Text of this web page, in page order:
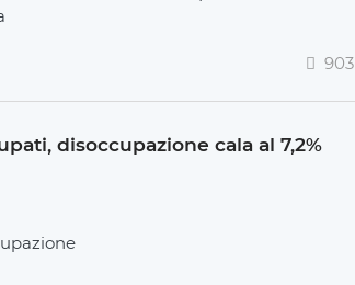
903
disoccupazione cala al 7,2%